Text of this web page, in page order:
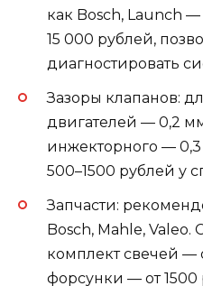
как Bosch, Launch
15 000 рублей,
диагностировать
Зазоры клапанов:
двигателей — 0,2
инжекторного —
500–1500 рублей у
Запчасти:
Bosch, Mahle,
комплект свечей —
форсунки — от 1500